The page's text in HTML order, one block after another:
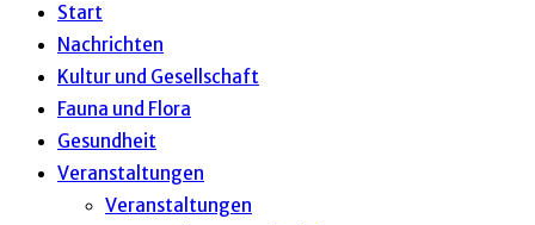
umschalten
Start
Nachrichten
Kultur und Gesellschaft
Fauna und Flora
Gesundheit
Veranstaltungen
Veranstaltungen